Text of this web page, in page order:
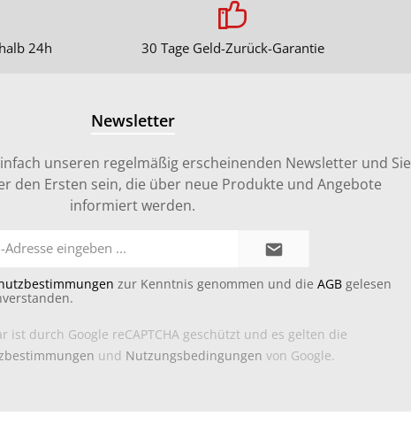
24h 30 Tage Geld-Zurück-Garantie
Newsletter
unseren regelmäßig erscheinenden Newsletter und Sie
den Ersten sein, die über neue Produkte und Angebote
informiert werden.
Mail-
zur Kenntnis genommen und die AGB gelesen
ist durch Google reCAPTCHA geschützt und es gelten die
und Nutzungsbedingungen von Google.